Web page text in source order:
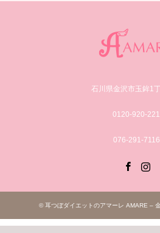
石川県金沢市玉鉾1
0120-920-221
076-291-7116
©耳つぼダイエットのアマーレ AMARE –